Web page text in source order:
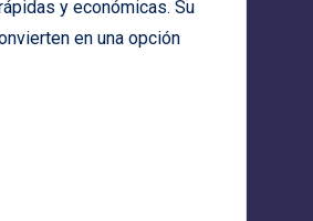
y económicas. Su
en una opción